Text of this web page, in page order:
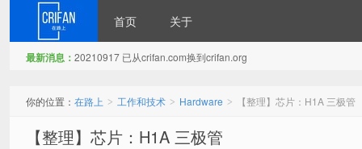
首页 关于
最新消息： 20210917 已从crifan.com换到crifan.org
你的位置： 在路上 > 工作和技术 > Hardware > 【整理】芯片：H1A 三极管
【整理】芯片：H1A 三极管